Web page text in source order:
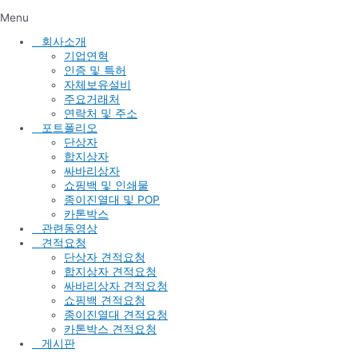
Menu
회사소개
기업연혁
인증 및 특허
자체보유설비
주요거래처
연락처 및 주소
포트폴리오
단상자
합지상자
싸바리상자
쇼핑백 및 인쇄물
종이진열대 및 POP
카톤박스
관련동영상
견적요청
단상자 견적요청
합지상자 견적요청
싸바리상자 견적요청
쇼핑백 견적요청
종이진열대 견적요청
카톤박스 견적요청
게시판